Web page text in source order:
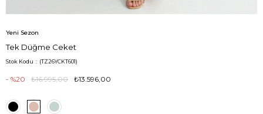
Yeni Sezon
Tek Düğme Ceket
Stok Kodu (TZ26YCKT601)
20 ₺16.995,00 ₺13.596,00